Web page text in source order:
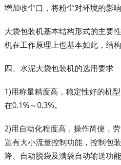
增加收尘口，将粉尘对环境的影响
大袋包装机基本结构形式的主要
机在工作原理上也基本如此，结构
四、水泥大袋包装机的选用要求
1)用称量精度高，稳定性好的机
在0.1%～0.3%。
2)用自动化程度高，操作简便，
置有大小流量控制功能，控制包
降、自动脱袋及满袋自动输送功能